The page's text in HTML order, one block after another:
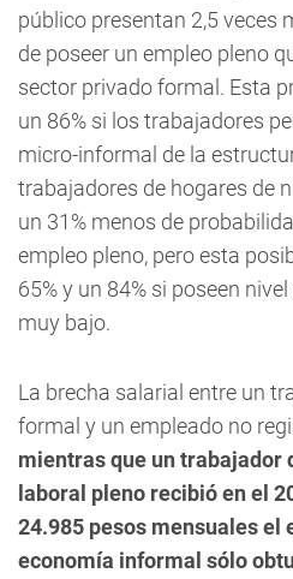
público presentan 2,5 veces
de poseer un empleo pleno
sector privado formal. Esta
un 86% si los trabajadores
micro-informal de la
trabajadores de hogares de
un 31% menos de
empleo pleno, pero esta
65% y un 84% si poseen
muy bajo.
La brecha salarial entre un
formal y un empleado no
mientras que un trabajador
laboral pleno recibió en el
24.985 pesos mensuales el
economía informal sólo